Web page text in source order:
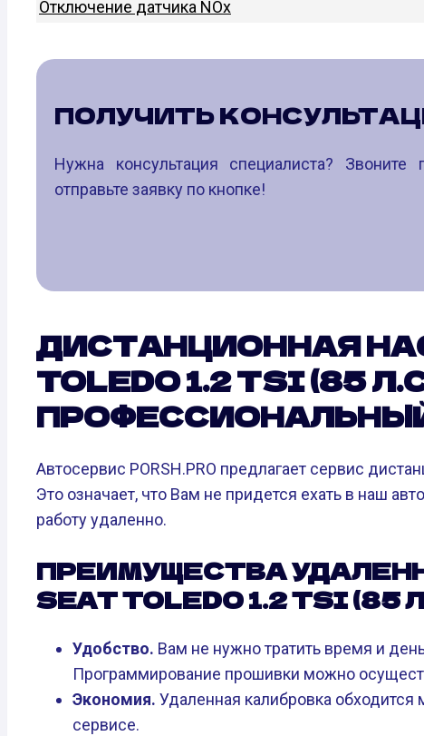
Отключение датчика NOx
ПОЛУЧИТЬ
Нужна консультация специалиста? Звоните
отправьте заявку по кнопке!
ДИСТАНЦИОННАЯ
TOLEDO 1.2 TSI (85
Автосервис PORSH.PRO предлагает сервис
Это означает, что Вам не придется ехать в наш
работу удаленно.
ПРЕИМУЩЕСТВА
SEAT TOLEDO 1.2 TSI (85
Удобство. Вам не нужно тратить время и
Программирование прошивки можно
Экономия. Удаленная калибровка
сервисе.